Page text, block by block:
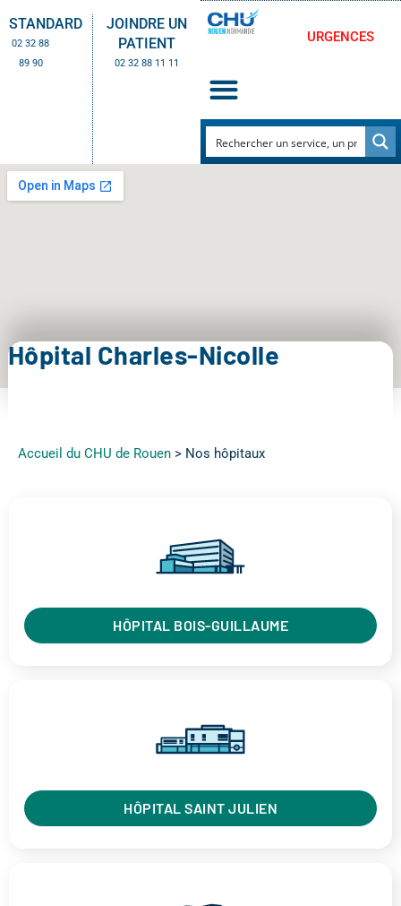
STANDARD
02 32 88
89 90
JOINDRE UN
PATIENT
02 32 88 11 11
URGENCES
Hôpital Charles-Nicolle
Accueil du CHU de Rouen > Nos hôpitaux
HÔPITAL BOIS-GUILLAUME
HÔPITAL SAINT JULIEN